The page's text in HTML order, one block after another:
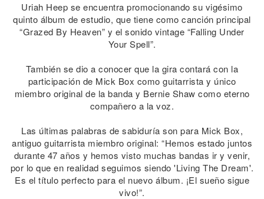
Uriah Heep se encuentra promocionando su vigésimo
quinto álbum de estudio, que tiene como canción principal
“Grazed By Heaven” y el sonido vintage “Falling Under
Your Spell”.
También se dio a conocer que la gira contará con la
participación de Mick Box como guitarrista y único
miembro original de la banda y Bernie Shaw como eterno
compañero a la voz.
Las últimas palabras de sabiduría son para Mick Box,
antiguo guitarrista miembro original: “Hemos estado juntos
durante 47 años y hemos visto muchas bandas ir y venir,
por lo que en realidad seguimos siendo 'Living The Dream'.
Es el título perfecto para el nuevo álbum. ¡El sueño sigue
vivo!”.